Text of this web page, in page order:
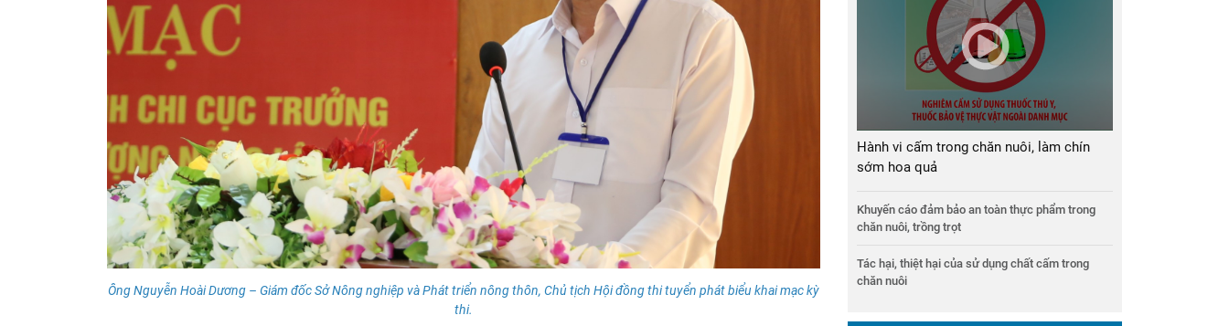
Ông Nguyễn Hoài Dương – Giám đốc Sở Nông nghiệp và Phát triển nông thôn, Chủ tịch Hội đồng thi tuyển phát biểu khai mạc kỳ
thi.
Hành vi cấm trong chăn nuôi, làm chín
sớm hoa quả
Khuyến cáo đảm bảo an toàn thực phẩm trong
chăn nuôi, trồng trọt
Tác hại, thiệt hại của sử dụng chất cấm trong
chăn nuôi